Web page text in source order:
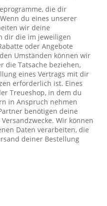
die dir
du eines unserer
wir deine
dir die im jeweiligen
oder Angebote
Umständen können wir
die Tatsache beziehen,
eines Vertrags mit dir
erforderlich ist. Eines
Treueshop, in dem du
in Anspruch nehmen
benötigen deine
Wir können
Daten verarbeiten, die
deiner Bestellung